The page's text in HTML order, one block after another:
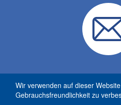
Wir verwenden auf dieser
Gebrauchsfreundlichkeit zu